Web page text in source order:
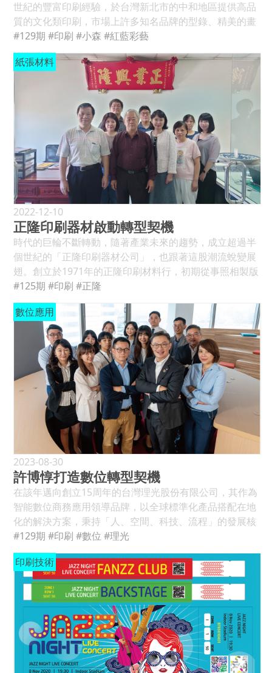
耗、減少浪費，同時可以提高資源利用率。總的來說，製
造業的AI發展背景體現在數據增長、機器學習技術提升、
自動化需求及面對個性化和效能的挑戰上。 在印刷業的舞
業帶來又一次的變革。隨著科技的飛速發展，AI不僅在設
計和生產的各個環節發揮著威力，更在提高效率、品質控
制上展現了極為驚人的潛力。本文將探索AI如何進入印刷
業的各個流程，並帶動如何的變化，而這個創新技術又將
會為印刷業迎接如何嶄新的機遇。 接下來說明AI在印刷流
程中各個環節的角色，將分為印前、製程、品質控制、商
務應用，涵蓋印刷生產的各個階段。每個階段詳細闡述AI
的具體應用，例如智能印刷機、自動瑕疵檢測等，並試著
找出幾個案例讓應用可以更加有想像力。而最終以印刷產
業應用AI所面對的挑戰及未來展望，總結AI對印刷業的影
響，強調未來的發展潛力。 ●圖1：「Adobe Sensei」是
一個擁有先進機器學習功能的平台，可應用於圖像處理，
它能自動識別圖像中的元素，並進行智能修飾和優化(圖片
來源 ╱ Adobe Firefly網頁) ●圖2：由Autodesk推出的圖
像編輯工具Pixlr，其中的AI功能可提供智能修復、自動調
整色彩和對比度等功能，使用者能夠輕鬆實現圖像增強效
圖像處理和增強 在印前製作階段，AI在圖像處理和增強方
面展現出卓越的特點。首先，AI在圖像處理上能實現高效
而準確的自動化，透過深度學習算法，它能夠辨識並處理
複雜的圖像結構，從而提高生產效率。其次，AI能夠進行
圖像增強，提升印刷品的品質和細節。這包括色彩校正、
清晰度增強等，使得印刷品更具視覺吸引力。 Adobe公司
的「Adobe Sensei」是一個擁有先進機器學習功能的平
台，可應用於圖像處理，它能夠自動識別圖像中的元素，
並進行智能的修飾和優化。而另一方面，Pixlr是一款由
Autodesk推出的圖像編輯工具，其中的AI功能可提供智能
修復、自動調整色彩和對比度等功能，使得使用者能夠輕
鬆實現圖像增強的效果。同時Pixlr公司網站也提供AI自動
生成的圖像，大家若有興趣可以上去體驗一下。這些AI在
圖像處理和增強上的應用，不僅提高印前製作的效率，同
時也為印刷業帶來更高水準的品質和客戶滿意度。(見圖
1、2) 二、自動版面設計 在自動版面設計中，實現與設計
趨勢相應的智能設計依賴於多項關鍵技術。首先，機器學
習算法扮演關鍵角色，透過分析龐大的設計數據和趨勢，
系統能夠學習不同風格和元素之間的相互關係，從而預測
設計趨勢，並生成符合時尚和風格的智能版面。其次，利
用圖像辨識技術，AI能夠識別並理解各種設計元素，包括
顏色、字體和佈局，進一步確保生成的版面符合當前的設
計潮流。用戶數據的分析也是實現個性化智能設計的一
環，透過收集和分析用戶的歷史數據和設計喜好，AI可以
更好地理解個別用戶的設計趨向。最後，即時數據的更新
世紀的豐富印刷經驗，於台灣新北市的中和地區提供高品
質的文化類印刷，市場上許多知名品牌的型錄、精美的畫
冊與包裝彩盒，有不少都是紅藍彩藝公司印製的。隨著社
會經濟的變動，數位印刷技術的崛起，商業印刷的工作逐
漸被數位印刷取代。而即將邁入創業一甲子的紅藍彩藝公
司也隨著這一波的變動，跳脫原本自己擅長的文化類印
刷，挑戰印刷層次比較多元的包裝印刷，期望憑藉著多年
來所累積的專業經驗開啟包裝產業一片天。 一貫作業 客製
服務 在競爭激烈的台灣印刷市場，積極朝向創新的紅藍彩
藝公司，除了將包裝印刷產線納入生產主力外，也於2019
年在台灣桃園市楊梅區設立了新廠房，並於2022年8月正
式啟用。擴大的新廠房不僅疏緩中和廠飽和的壓力，也將
服務範圍延伸的更為多元化及多樣化。為了符合ISO
22000食品認證的要求，紅藍彩藝公司特別將楊梅廠規劃
成一個節能減碳又符合食品安全的廠區，提供全程一貫化
的客製服務。其主要三大服務特色如下： (一)一貫作業服
務╱從設計、印前、印刷、印後加工(包括上光、覆膜、燙
金、軋型、打洞、貼窗、摺紙、糊盒、騎馬釘、手工組裝
等)、運送…等一應俱全。 (二)極度擬真表現╱擁有G7色彩
管理、專業高精密網點印製、修色團隊優化影像專業服
製、無酒精印刷、環保型版材、環保淨化處理、太陽能發
電…等先進之設備及技術。 創立近60年來，紅藍彩藝公司
致力於為客戶創造價值，其所服務的客戶不計其數，包
括：故宮博物院、台灣賓士汽車、台灣電通、台灣福斯汽
車、安麗台灣、雙鶴、台塑與南亞關係企業、安勛、郭元
益、義美食品、台灣東販、遊戲橘子、第一企劃、台灣三
星、軍事家、新娘物語、佛光山、台灣電力公司、巧連
智、華航、優衣庫台灣UNIQLO、Natural History
Publications(馬來西亞)、先傳媒(香港)、DNP(日本)、
Alliance Bernstein(美國)、Scholastic(美國)、KiwiCo(美
國)…等等客戶。 由於擁有眾多優質客戶，紅藍彩藝公司主
要印製產品包羅萬象、應有盡有，包括：書籍、雜誌、攝
影集及畫冊、童書、月曆及桌曆、型錄、記事本、包裝、
卡片、其他印刷品等等。紅藍彩藝藉著記錄感動，共譜篇
章，並曾經榮獲多個國際著名印刷獎項，包括美國班尼
獎，這是全球最負盛名的國際印刷大賽首獎，以及「The
Sappi Awards」、台灣「金印獎」等獎項，紅藍彩藝很榮
幸能與一群金獎得主齊聚一堂，將精緻印刷提升到更高水
平。 ●小森Lithrone G40 advance六色加UV印刷機加入
營運 設備更新 效率加乘 隨著數位轉型時代來臨，為了因
應楊梅廠工作多變的性質，紅藍彩藝公司經過多方評估
後，選擇小森印刷機成為他們轉型進入包裝印刷市場的合
作夥伴。選擇該設備主因是：小森印刷機一直在功能上創
新，其自動化的發展顯著，符合紅藍彩藝公司的需求；再
者是印刷機的性能穩定良好，維護保養既方便又快速。紅
#129期 #印刷 #小森 #紅藍彩藝
紙張材料
2022-12-10
正隆印刷器材啟動轉型契機
時代的巨輪不斷轉動，隨著產業未來的趨勢，成立超過半
個世紀的「正隆印刷器材公司」，也跟著這股潮流蛻變展
翅。創立於1971年的正隆印刷材料行，初期從事照相製版
材料供銷業務；1972年變更為正隆印刷材料有限公司，以
進口日本印刷材料深耕印刷市場多年；1977年設立PS版生
產部供應新聞報社，改革了製版方式，並開始從事印刷油
墨、耗材銷售。歷經數十年的積極經營，也成功立足於台
灣市場。2022年起正隆開始引進CPM快速印刷系統及全自
動卷筒模切設備，並代理歐系Frimpeks柔版油墨及耗材，
立基於原有的經營規模外，逐步啟動轉型的契機。 ●正隆
全新引進的CPM快速印刷系統(左)及全自動卷筒模切設備
(右) 深耕印刷產業立下根基 正隆印刷器材自成立以來，本
著「誠信」、「負責」、「勤勉」、「奮鬥」、「服務」
的經營理念，在董事長黃景晶的運籌帷幄及樸實耕耘下，
勤做企業的深耕、再生根；企業經營體質紮實後，再往上
發展，開花結果，生生不息，並秉持與產業共存的永續經
營。同時全體人員謹守上述經營理念，兢兢業業，建立嶄
新的企業形象，並深刻了解不僅是販賣材料及設備，更廣
泛提供「最新印刷資訊和本著服務至上的誠意」，來回饋
社會。 正隆印刷器材在原有根基下，於該年初延攬黃美琦
執行副總加入服務團隊，其印藝資歷跨越傳統與數位印刷
ZerOne品牌列印伺服器，接著至凌群電腦擔任Microsoft
微軟產品經理，參與雲端列印系統開發與各項大型政府專
案。憑藉著微軟MCSE相關經驗與企業資歷，於2004年被
美商HP惠普科技延攬，擔綱負責亞洲第一波HP A3數位複
合機包張租賃業務。任職於惠普科技列印事業群期間，無
論負責大型企業客戶或產品行銷之角色皆履創顯著佳績。
2009年轉任數位印刷部門，負責各項數位印刷設備成績卓
越，為惠普於專業影像巿場攻下第一名巿佔率並維持數
#125期 #印刷 #正隆
數位應用
2023-08-30
許博惇打造數位轉型契機
在該年邁向創立15周年的台灣理光股份有限公司，其作為
智能數位商務應用領導品牌，以全球標準化產品搭配在地
化的解決方案，秉持「人、空間、科技、流程」的發展核
心，協助台灣企業打造驅動創意與幸福感的高效工作環
境。台灣理光秉持著集團Fulfillment Through Work的理
念，近年來積極從OA轉型到ICT服務，並切入文件安全、
物聯網、雲端與智慧商務空間解決方案，成為推動數位轉
型(Digital Transformation)的領導者之一。時值台灣理光
創立15週年，本刊特別專訪台灣理光公司常務董事許博惇
談談台灣理光的成長歷程、數位轉型過程、台灣市場布
局、未來展望及願景。 Q1：台灣理光公司的創立沿革及
重要大事記歷程。 A：1960年成立的三達事務機器股份有
限公司，以服務大台北地區客戶為主，是台灣理光最早可
#129期 #印刷 #數位 #理光
印刷技術